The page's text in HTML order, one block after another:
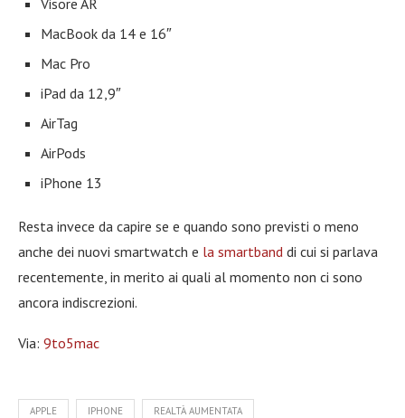
MacBook da 14 e 16″
Mac Pro
iPad da 12,9″
AirTag
AirPods
iPhone 13
Resta invece da capire se e quando sono previsti o meno
anche dei nuovi smartwatch e la smartband di cui si parlava
recentemente, in merito ai quali al momento non ci sono
ancora indiscrezioni.
Via: 9to5mac
APPLE IPHONE REALTÀ AUMENTATA